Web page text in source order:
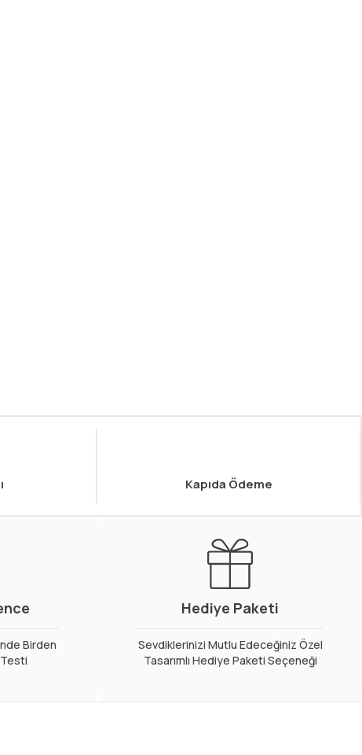
Kapıda Ödeme
Birden
Hediye Paketi
Sevdiklerinizi Mutlu Edeceğiniz Özel
Tasarımlı Hediye Paketi Seçeneği